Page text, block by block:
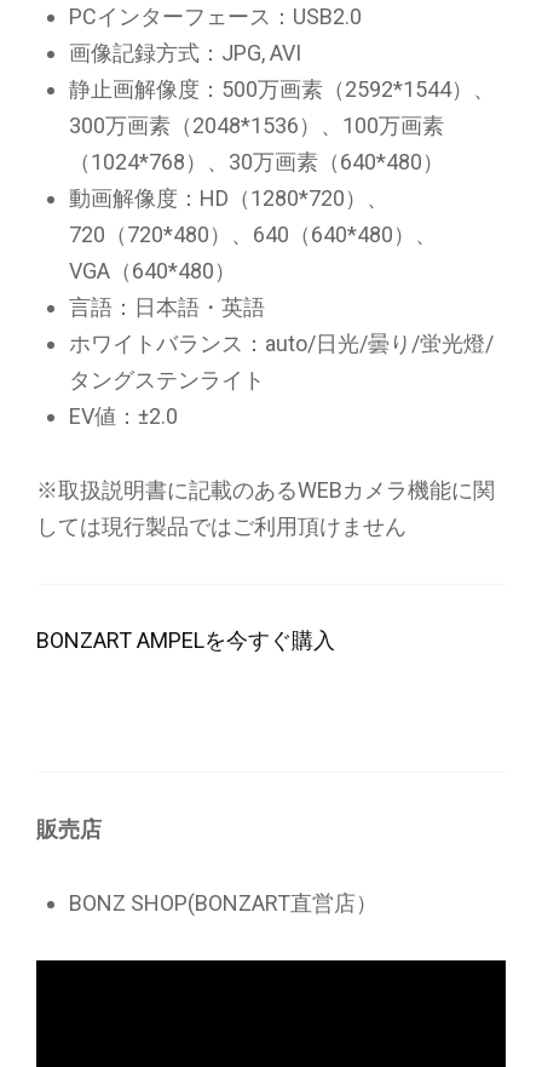
PCインターフェース：USB2.0
画像記録方式：JPG, AVI
静止画解像度：500万画素（2592*1544）、
300万画素（2048*1536）、100万画素
（1024*768）、30万画素（640*480）
動画解像度：HD（1280*720）、
720（720*480）、640（640*480）、
VGA（640*480）
言語：日本語・英語
ホワイトバランス：auto/日光/曇り/蛍光燈/
タングステンライト
EV値：±2.0
※取扱説明書に記載のあるWEBカメラ機能に関
しては現行製品ではご利用頂けません
BONZART AMPELを今すぐ購入
販売店
BONZ SHOP(BONZART直営店）